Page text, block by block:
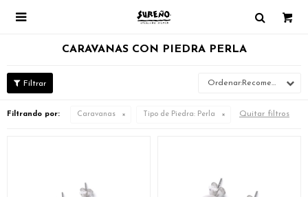

CARAVANAS CON PIEDRA PERLA
Recomendados
Filtrando por: Caravanas Tipo de Piedra: Perla Quitar filtros